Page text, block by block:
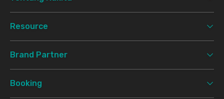
Resource
Brand Partner
Booking